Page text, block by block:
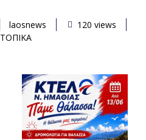
laosnews
120 views
ΤΟΠΙΚΑ